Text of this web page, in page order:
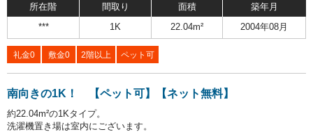
所在階 間取り 面積 築年月
*** 1K 22.04m² 2004年08月
礼金0 敷金0 2階以上 ペット可
南向きの1K！ 【ペット可】【ネット無料】
約22.04m²の1Kタイプ。
洗濯機置き場は室内にございます。